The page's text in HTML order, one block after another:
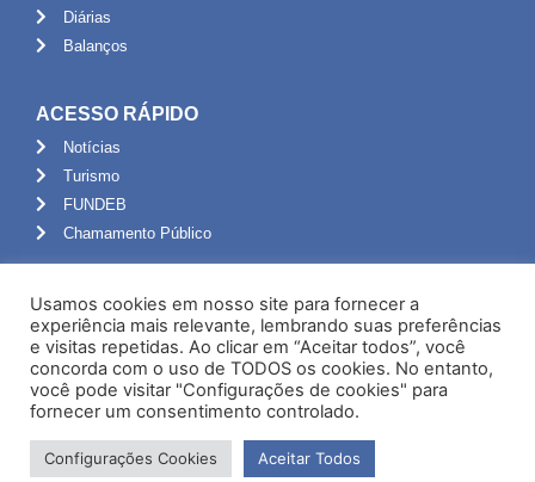
Diárias
Balanços
ACESSO RÁPIDO
Notícias
Turismo
FUNDEB
Chamamento Público
Portal do Servidor
Webmail
Administração
Usamos cookies em nosso site para fornecer a
experiência mais relevante, lembrando suas preferências
e visitas repetidas. Ao clicar em “Aceitar todos”, você
concorda com o uso de TODOS os cookies. No entanto,
você pode visitar "Configurações de cookies" para
fornecer um consentimento controlado.
Configurações Cookies Aceitar Todos